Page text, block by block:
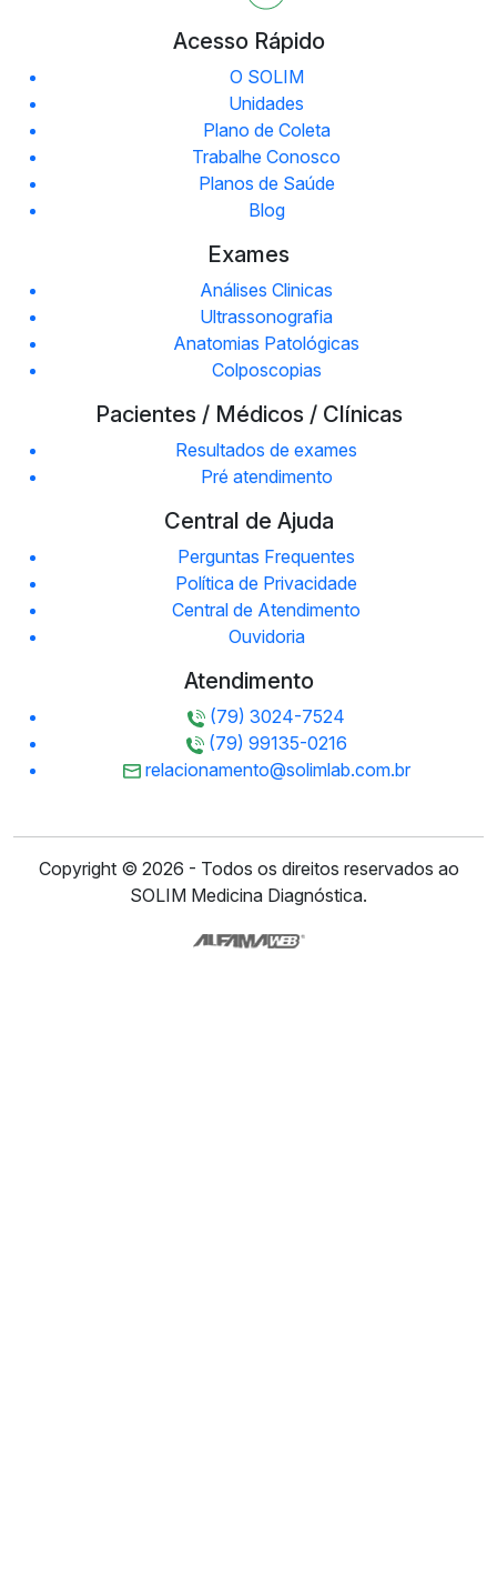
Acesso Rápido
O SOLIM
Unidades
Plano de Coleta
Trabalhe Conosco
Planos de Saúde
Blog
Exames
Análises Clinicas
Ultrassonografia
Anatomias Patológicas
Colposcopias
Pacientes / Médicos / Clínicas
Resultados de exames
Pré atendimento
Central de Ajuda
Perguntas Frequentes
Política de Privacidade
Central de Atendimento
Ouvidoria
Atendimento
(79) 3024-7524
(79) 99135-0216
relacionamento@solimlab.com.br
Copyright © 2026 - Todos os direitos reservados ao
SOLIM Medicina Diagnóstica.